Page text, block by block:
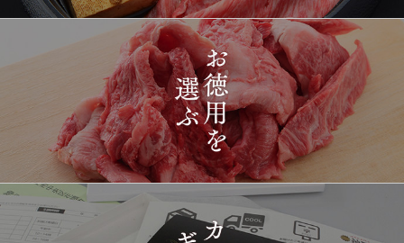
2026-
03-15
17:26:00
長野県
[ギフト] A5等級神戸牛
プレミアム霜降りももす
きやき 200g~1kg
1435
2026-
03-15
16:35:00
東京都
神戸牛目録 選べるセッ
ト ８千円
1436
03-15
14:10:00
[訳あり][家庭用] A5等級
神戸牛 フィレステーキ